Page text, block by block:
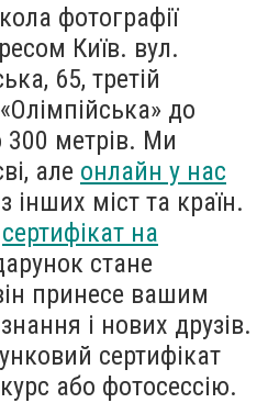
фотографії
Київ. вул.
65, третій
до
метрів. Ми
але онлайн у нас
інших міст та країн.
сертифікат на
стане
принесе вашим
і нових друзів.
сертифікат
або фотосессію.